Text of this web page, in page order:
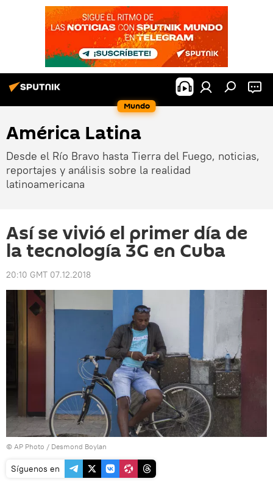
Mundo
América Latina
Desde el Río Bravo hasta Tierra del Fuego, noticias,
reportajes y análisis sobre la realidad
latinoamericana
Así se vivió el primer día de
la tecnología 3G en Cuba
20:10 GMT 07.12.2018
© AP Photo / Desmond Boylan
Síguenos en